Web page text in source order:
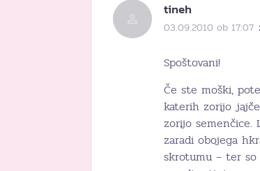
tineh
03.09.2010 ob 17:07
Spoštovani!
Če ste moški,
katerih zorijo
zorijo
zaradi obojega
skrotumu – ter